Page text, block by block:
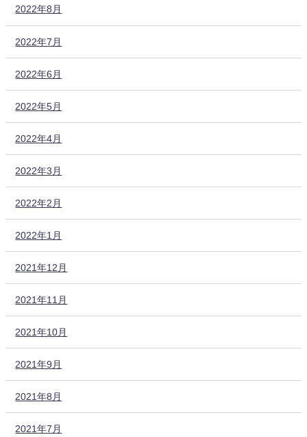
2022年8月
2022年7月
2022年6月
2022年5月
2022年4月
2022年3月
2022年2月
2022年1月
2021年12月
2021年11月
2021年10月
2021年9月
2021年8月
2021年7月